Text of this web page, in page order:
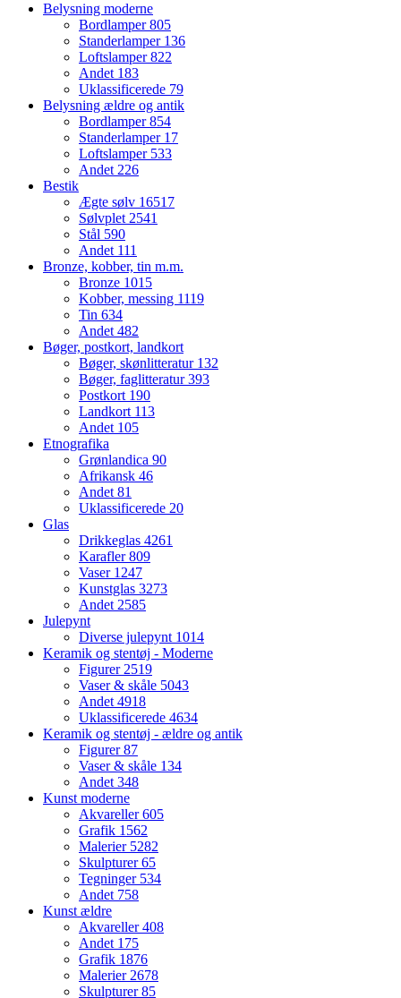
Belysning moderne
Bordlamper805
Standerlamper 136
Loftslamper822
Andet 183
Uklassificerede 79
Belysning ældre og antik
Bordlamper854
Standerlamper 17
Loftslamper 533
Andet226
Bestik
Ægte sølv 16517
Sølvplet2541
Stål 590
Andet 111
Bronze, kobber, tin m.m.
Bronze 1015
Kobber, messing 1119
Tin 634
Andet482
Bøger, postkort, landkort
Bøger, skønlitteratur 132
Bøger, faglitteratur393
Postkort 190
Landkort 113
Andet 105
Etnografika
Grønlandica 90
Afrikansk 46
Andet81
Uklassificerede 20
Glas
Drikkeglas 4261
Karafler809
Vaser 1247
Kunstglas 3273
Andet2585
Julepynt
Diverse julepynt 1014
Keramik og stentøj - Moderne
Figurer2519
Vaser & skåle 5043
Andet4918
Uklassificerede 4634
Keramik og stentøj - ældre og antik
Figurer87
Vaser & skåle 134
Andet348
Kunst moderne
Akvareller605
Grafik 1562
Malerier 5282
Skulpturer65
Tegninger 534
Andet 758
Kunst ældre
Akvareller408
Andet 175
Grafik 1876
Malerier2678
Skulpturer85